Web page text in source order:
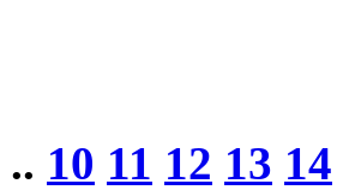
.. 10 11 12 13 14